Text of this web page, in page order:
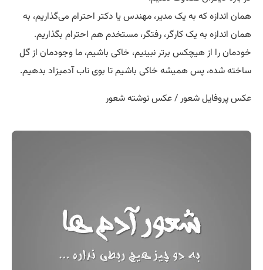
ﻫﻤﺎﻥ ﺍﻧﺪﺍﺯﻩ ﮐﻪ ﺑﻪ ﯾﮏ ﻣﺪﯾﺮ، ﻣﻬﻨﺪﺱ یا ﺩﮐﺘﺮ ﺍﺣﺘﺮﺍﻡ ﻣﯽﮔﺬﺍﺭﯾﻢ، ﺑﻪ
ﻫﻤﺎﻥ ﺍﻧﺪﺍﺯﻩ ﺑﻪ ﯾﮏ ﮐﺎﺭﮔﺮ، ﺭﻓﺘﮕﺮ، ﻣﺴﺘﺨﺪﻡ ﻫﻢ ﺍﺣﺘﺮﺍﻡ ﺑﮕﺬﺍﺭﯾﻢ.
ﺧﻮﺩﻣﺎﻥ ﺭﺍ ﺍﺯ ﻫﯿﭽﮑﺲ ﺑﺮﺗﺮ ﻧﺒﯿﻨﯿﻢ، ﺧﺎﮐﯽ ﺑﺎﺷﯿﻢ، ﻣﺎ ﻭﺟﻮﺩﻣﺎﻥ ﺍﺯ ﮔﻞ
ﺳﺎﺧﺘﻪ ﺷﺪﻩ، ﭘﺲ ﻫﻤﯿﺸﻪ ﺧﺎﮐﯽ ﺑﺎﺷﯿﻢ ﺗﺎ ﺑﻮﯼ ﻧﺎﺏ ﺁﺩﻣﯿﺰﺍﺩ ﺑﺪﻫﯿﻢ.
عکس پروفایل شعور / عکس نوشته شعور